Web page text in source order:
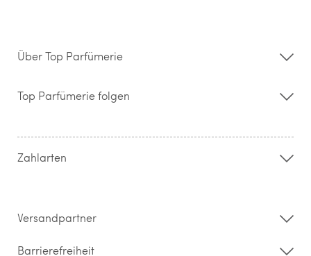
Über Top Parfümerie
Storefinder
Kontakt
Widerrufsrecht & Rückgabebedingungen
Top Parfümerie folgen
Zahlarten
Versandpartner
Barrierefreiheit